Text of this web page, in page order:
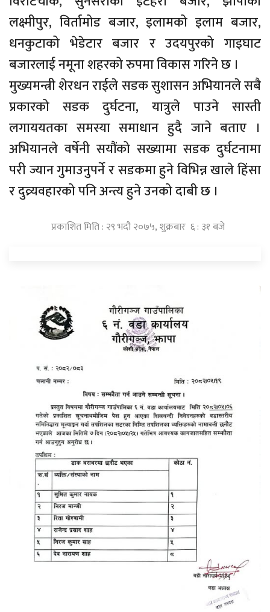
लक्ष्मीपुर, विर्तामोड बजार, इलामको इलाम बजार,
धनकुटाको भेडेटार बजार र उदयपुरको गाइघाट
बजारलाई नमूना शहरको रुपमा विकास गरिने छ ।
मुख्यमन्त्री शेरधन राईले सडक सुशासन अभियानले सबै
प्रकारको सडक दुर्घटना, यात्रुले पाउने सास्ती
लगाययतका समस्या समाधान हुदै जाने बताए ।
अभियानले वर्षेनी सयौंको सख्यामा सडक दुर्घटनामा
परी ज्यान गुमाउनुपर्ने र सडकमा हुने विभिन्न खाले हिंसा
र दुव्र्यवहारको पनि अन्त्य हुने उनको दाबी छ ।
प्रकाशित मिति : २९ भदौ २०७५, शुक्रबार ६ : ३१ बजे